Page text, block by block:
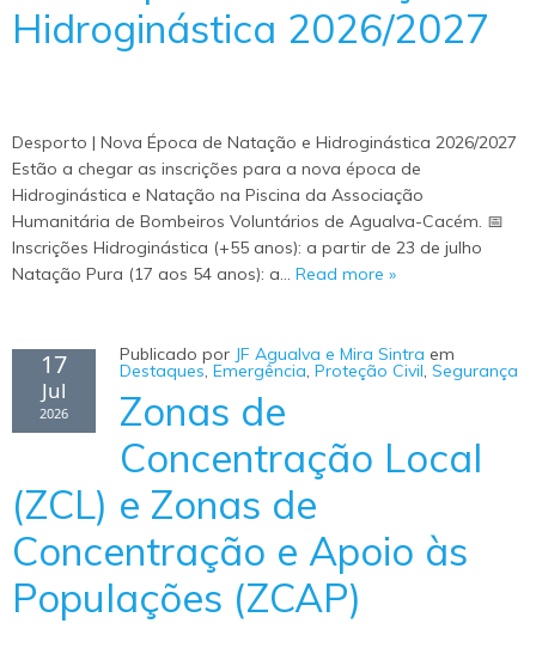
Hidroginástica 2026/2027
Desporto | Nova Época de Natação e Hidroginástica 2026/2027
Estão a chegar as inscrições para a nova época de
Hidroginástica e Natação na Piscina da Associação
Humanitária de Bombeiros Voluntários de Agualva-Cacém. 📅
Inscrições Hidroginástica (+55 anos): a partir de 23 de julho
Natação Pura (17 aos 54 anos): a… Read more »
17
Jul
2026
Publicado por JF Agualva e Mira Sintra em
Destaques, Emergência, Proteção Civil, Segurança
Zonas de
Concentração Local
(ZCL) e Zonas de
Concentração e Apoio às
Populações (ZCAP)